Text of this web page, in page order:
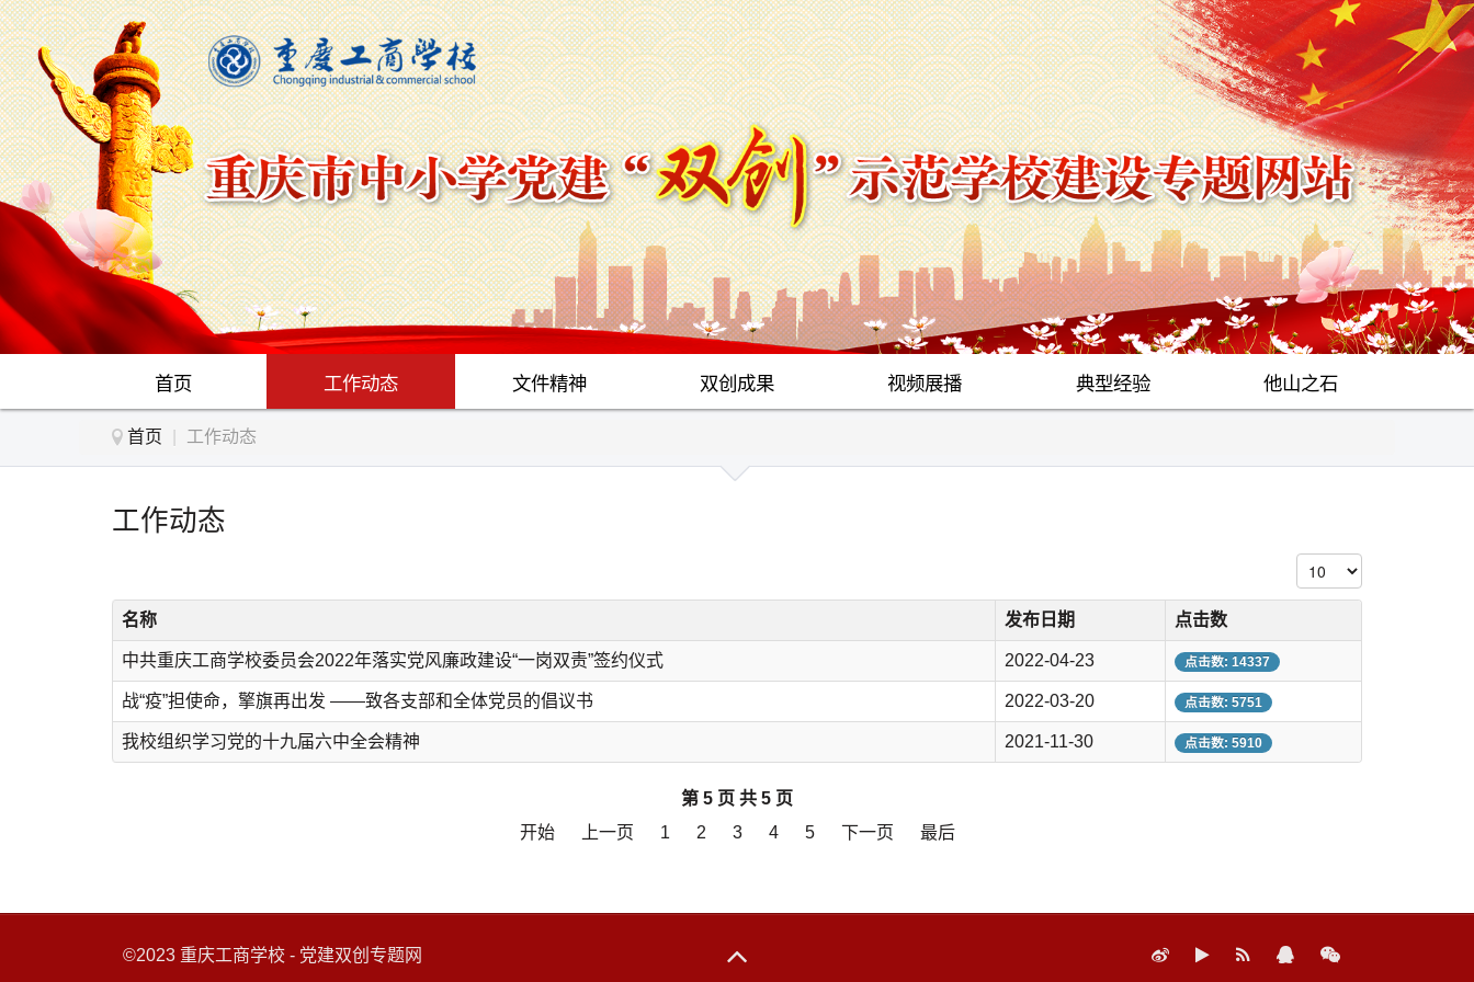
首页 工作动态 文件精神 双创成果 视频展播 典型经验 他山之石
首页 工作动态
工作动态
每页显示条数
名称 发布日期 点击数
中共重庆工商学校委员会2022年落实党风廉政建设“一岗双责”签约仪式 2022-04-23 点击数: 14337
战“疫”担使命，擎旗再出发 ——致各支部和全体党员的倡议书 2022-03-20 点击数: 5751
我校组织学习党的十九届六中全会精神 2021-11-30 点击数: 5910
第 5 页 共 5 页
开始
上一页 1 2 3 4 5 下一页 最后
©2023 重庆工商学校 - 党建双创专题网